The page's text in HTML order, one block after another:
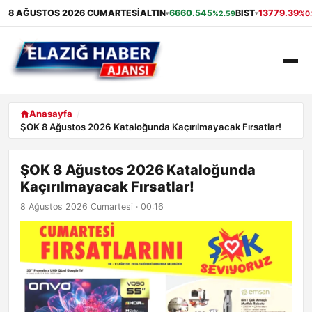
8 AĞUSTOS 2026 CUMARTESIALTIN▾6660.545%2.59BIST▾13779.39
ANASAYFA
GÜNDEM
EKONOMI
SAĞLIK
ALIŞVERIŞ
Anasayfa
ŞOK 8 Ağustos 2026 Kataloğunda Kaçırılmayacak Fırsatlar!
ŞOK 8 Ağustos 2026 Kataloğunda
Kaçırılmayacak Fırsatlar!
8 Ağustos 2026 Cumartesi · 00:16